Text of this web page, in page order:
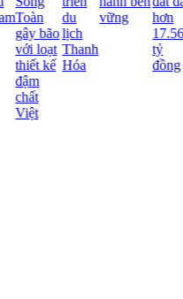
Toàn
gây bão
với loạt
thiết kế
đậm
chất
Việt
du
lịch
Thanh
Hóa
vững
hơn
tỷ
đồng